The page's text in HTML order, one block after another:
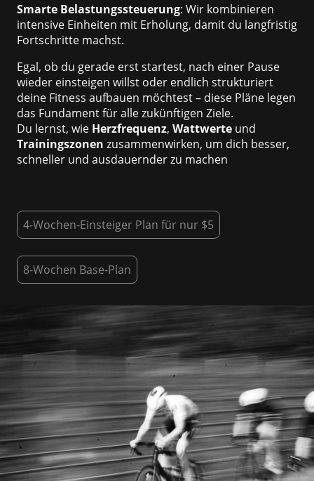
Smarte Belastungssteuerung: Wir kombinieren
intensive Einheiten mit Erholung, damit du langfristig
Fortschritte machst.
Egal, ob du gerade erst startest, nach einer Pause
wieder einsteigen willst oder endlich strukturiert
deine Fitness aufbauen möchtest – diese Pläne legen
das Fundament für alle zukünftigen Ziele.
Du lernst, wie Herzfrequenz, Wattwerte und
Trainingszonen zusammenwirken, um dich besser,
schneller und ausdauernder zu machen
4-Wochen-Einsteiger Plan für nur $5
8-Wochen Base-Plan